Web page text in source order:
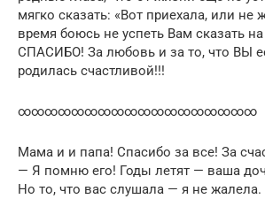
мягко сказать: «Вот приехала, или не
время боюсь не успеть Вам сказать
СПАСИБО! За любовь и за то, что ВЫ
родилась счастливой!!!
∞∞∞∞∞∞∞∞∞∞∞∞∞∞∞∞∞∞
Мама и и папа! Спасибо за все! За
— Я помню его! Годы летят — ваша
Но то, что вас слушала — я не жалела.